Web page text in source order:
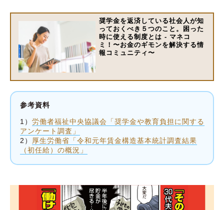
奨学金を返済している社会人が知
っておくべき５つのこと。困った
時に使える制度とは - マネコ
ミ！〜お金のギモンを解決する情
報コミュニティ〜
参考資料
1） 労働者福祉中央協議会「奨学金や教育負担に関する
アンケート調査」
2）
厚生労働省「令和元年賃金構造基本統計調査結果
（初任給）の概況」